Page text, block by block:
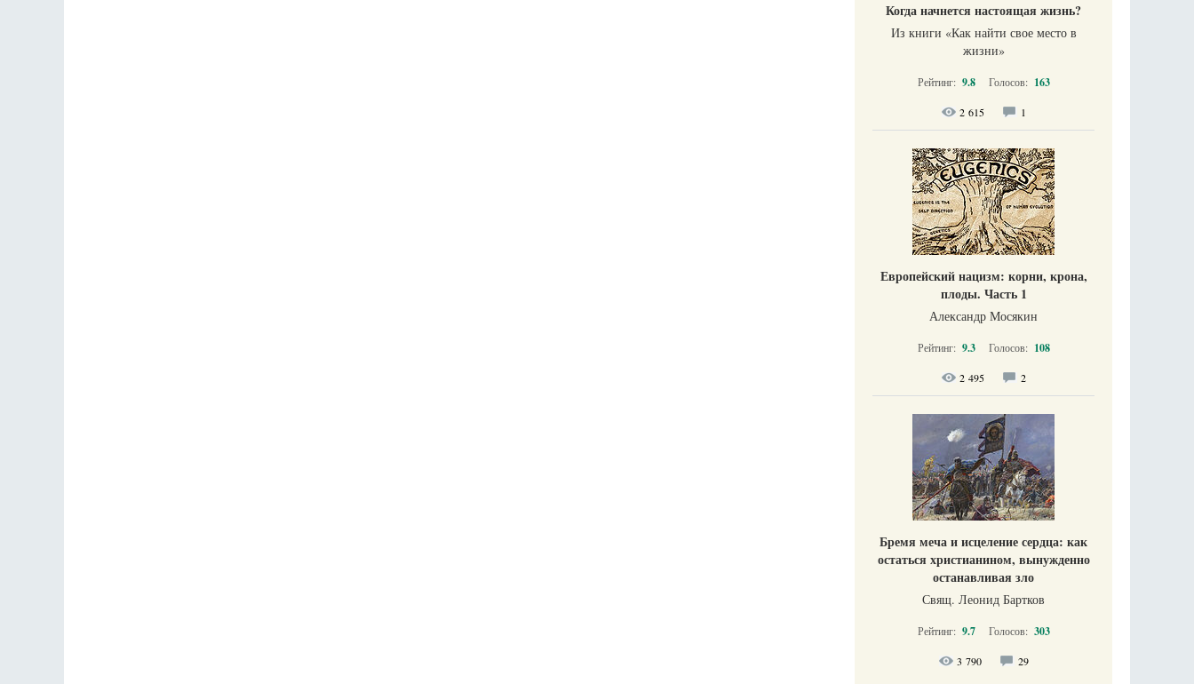
Когда начнется настоящая жизнь?
Из книги «Как найти свое место в
жизни​»
Рейтинг: 9.8 Голосов: 163
2 615 1
Европейский нацизм: корни, крона,
плоды. Часть 1
Александр Мосякин
Рейтинг: 9.3 Голосов: 108
2 495 2
Бремя меча и исцеление сердца: как
остаться христианином, вынужденно
останавливая зло
Свящ. Леонид Бартков
Рейтинг: 9.7 Голосов: 303
3 790 29